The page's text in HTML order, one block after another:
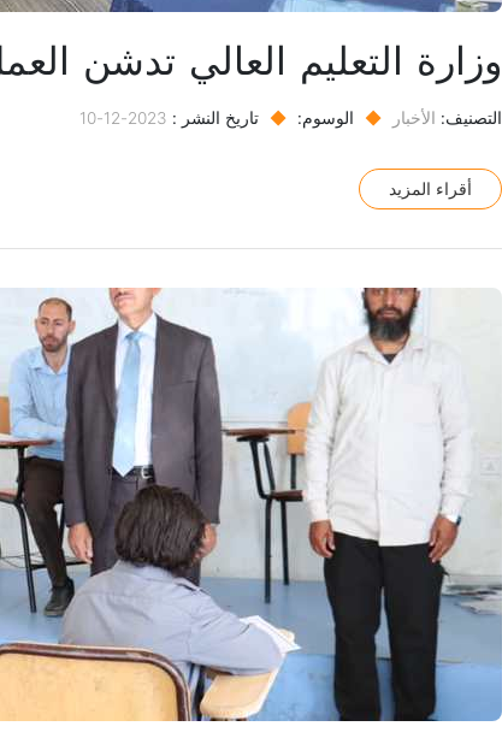
وزارة التعليم العالي تدشن
التصنيف: الأخبار ◆ الوسوم: ◆ تاريخ النشر : 2023-12-10
أقراء المزيد